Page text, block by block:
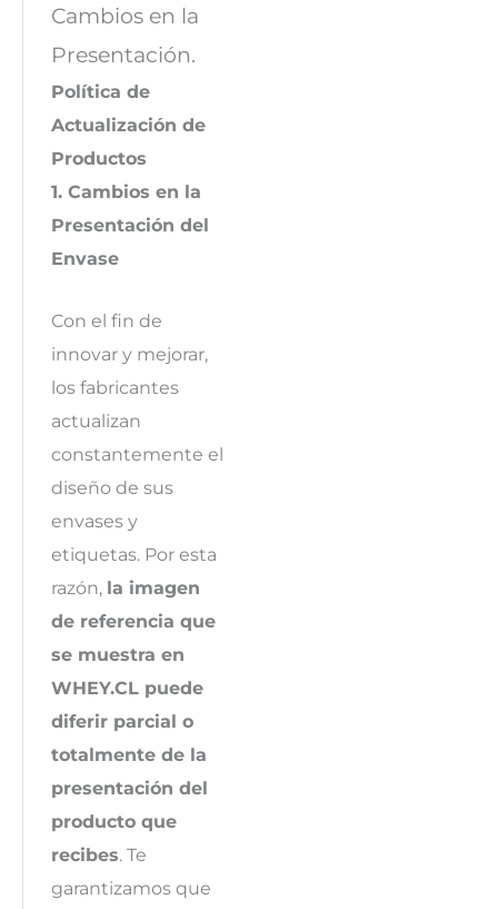
Cambios en la
Presentación.
Política de
Actualización de
Productos
1. Cambios en la
Presentación del
Envase
Con el fin de
innovar y mejorar,
los fabricantes
actualizan
constantemente el
diseño de sus
envases y
etiquetas. Por esta
razón, la imagen
de referencia que
se muestra en
WHEY.CL puede
diferir parcial o
totalmente de la
presentación del
producto que
recibes. Te
garantizamos que